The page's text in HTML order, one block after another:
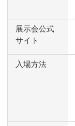
展示会公式
サイト
入場方法